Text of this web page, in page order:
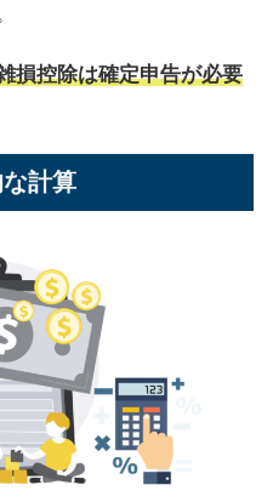
損控除は確定申告が必要
計算